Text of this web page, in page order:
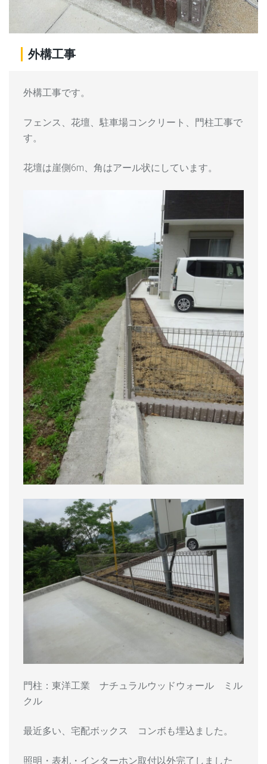
外構工事
外構工事です。
フェンス、花壇、駐車場コンクリート、門柱工事で
す。
花壇は崖側6m、角はアール状にしています。
門柱：東洋工業 ナチュラルウッドウォール ミル
クル
最近多い、宅配ボックス コンボも埋込ました。
照明・表札・インターホン取付以外完了しました